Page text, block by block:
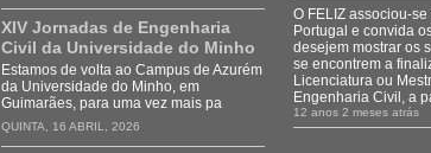
XIV Jornadas de Engenharia
Civil da Universidade do Minho
Estamos de volta ao Campus de Azurém
da Universidade do Minho, em
Guimarães, para uma vez mais pa
QUINTA, 16 ABRIL, 2026
O FELIZ associou-
Portugal e convida
desejem mostrar os
se encontrem a
Licenciatura ou
Engenharia Civil, a
12 anos 2 meses atrás